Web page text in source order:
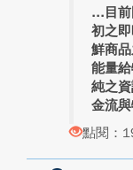
目
初之
鮮商
能量
純之
金流
點閱：